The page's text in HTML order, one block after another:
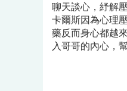
聊天談心，紓解壓
卡爾斯因為心理
藥反而身心都越
入哥哥的內心，